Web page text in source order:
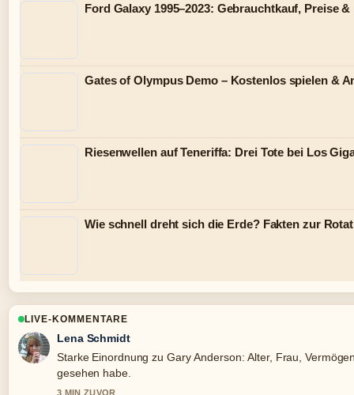
Ford Galaxy 1995–2023: Gebrauchtkauf, Preise &
Gates of Olympus Demo – Kostenlos spielen &
Riesenwellen auf Teneriffa: Drei Tote bei Los
Wie schnell dreht sich die Erde? Fakten zur
LIVE-KOMMENTARE
Lena Schmidt
Starke Einordnung zu Gary Anderson: Alter, Frau,
gesehen habe.
3 MIN ZUVOR